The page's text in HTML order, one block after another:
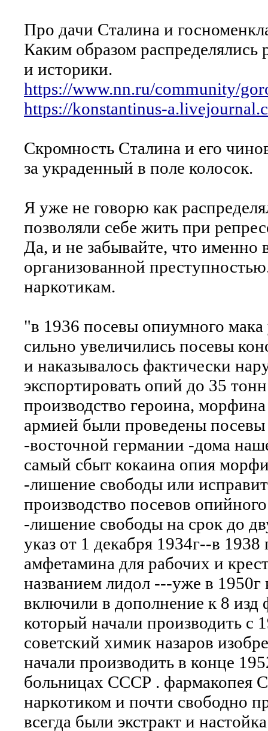
Про дачи Сталина и
Каким образом
и историки.
https://www.nn.ru/community/
https://konstantinus-
Скромность Сталина и его
за украденный в поле колосок.
Я уже не говорю как
позволяли себе жить при
Да, и не забывайте, что
организованной
наркотикам.
"в 1936 посевы опиумного
сильно увеличились посевы
и наказывалось фактически
экспортировать опий до 35
производство героина,
армией были проведены
-восточной германии -дома
самый сбыт кокаина опия
-лишение свободы или
производство посевов
-лишение свободы на срок до
указ от 1 декабря 1934г--в
амфетамина для рабочих и
названием лидол ---уже в 1950г
включили в дополнение к 8 изд
который начали производить с
советский химик назаров
начали производить в конце
больницах СССР . фармакопея
наркотиком и почти свободно
всегда были экстракт и